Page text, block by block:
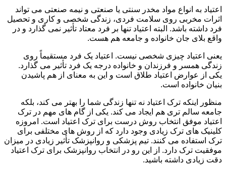
اعتیاد به انواع مواد مخدر سنتی یا صنعتی و نیمه صنعتی می تواند
اثرات مخربی روی سلامت فردی، زندگی شخصی و کاری و تحصیل
فرد داشته باشد. البته اعتیاد تنها بر فرد معتاد تأثیر نمی گذارد و در
واقع بلای جان خانواده و جامعه هم هست.
یعنی اعتیاد چیزی شخصی نیست. اعتیاد یک فرد مستقیماً روی
زندگی همسر و فرزندان و خانواده درجه یک فرد تأثیر می گذارد.
یکی از عوارض اعتیاد طلاق است و این به معنای از هم پاشیدن
بنیان خانواده است.
منظور اینکه ترک اعتیاد نه تنها زندگی شما را بهتر می کند، بلکه
جامعه سالم تری هم ایجاد می کند. یکی از گام های مهم در ترک
اعتیاد موفق انتخاب روش درست برای ترک اعتیاد است. امروزه
کلینیک های ترک زیادی وجود دارد که از روش های مختلفی برای
ترک استفاده می کنند. تیم پزشکی و روانپزشک تأثیر زیادی در میزان
موفقیت ترک دارد. از این رو در انتخاب روانپزشک برای ترک اعتیاد
دقت زیادی داشته باشید.